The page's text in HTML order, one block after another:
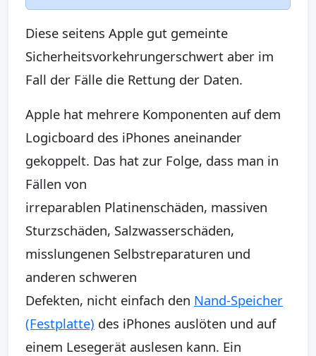
Diese seitens Apple gut gemeinte
Sicherheitsvorkehrungerschwert aber im
Fall der Fälle die Rettung der Daten.
Apple hat mehrere Komponenten auf dem
Logicboard des iPhones aneinander
gekoppelt. Das hat zur Folge, dass man in
Fällen von
irreparablen Platinenschäden, massiven
Sturzschäden, Salzwasserschäden,
misslungenen Selbstreparaturen und
anderen schweren
Defekten, nicht einfach den Nand-Speicher
(Festplatte) des iPhones auslöten und auf
einem Lesegerät auslesen kann. Ein